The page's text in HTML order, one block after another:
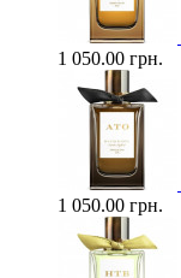
1 050.00 грн.
1 050.00 грн.